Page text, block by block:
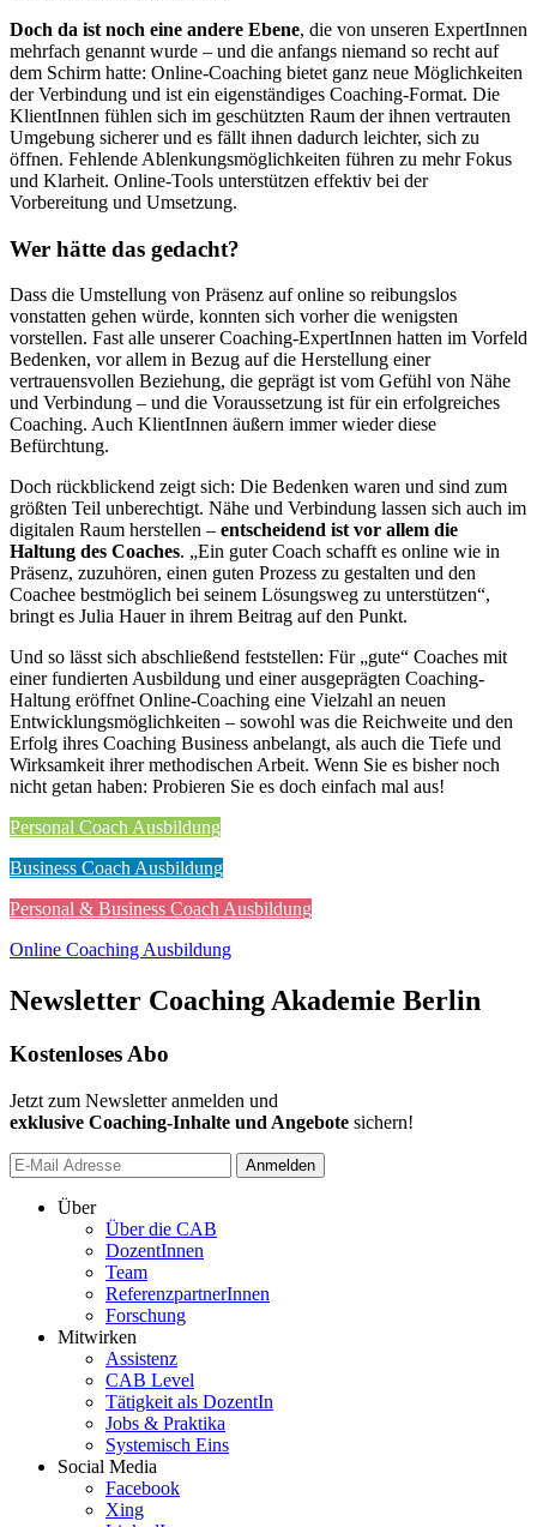
Doch da ist noch eine andere Ebene, die von unseren ExpertInnen
mehrfach genannt wurde – und die anfangs niemand so recht auf
dem Schirm hatte: Online-Coaching bietet ganz neue Möglichkeiten
der Verbindung und ist ein eigenständiges Coaching-Format. Die
KlientInnen fühlen sich im geschützten Raum der ihnen vertrauten
Umgebung sicherer und es fällt ihnen dadurch leichter, sich zu
öffnen. Fehlende Ablenkungsmöglichkeiten führen zu mehr Fokus
und Klarheit. Online-Tools unterstützen effektiv bei der
Vorbereitung und Umsetzung.
Wer hätte das gedacht?
Dass die Umstellung von Präsenz auf online so reibungslos
vonstatten gehen würde, konnten sich vorher die wenigsten
vorstellen. Fast alle unserer Coaching-ExpertInnen hatten im Vorfeld
Bedenken, vor allem in Bezug auf die Herstellung einer
vertrauensvollen Beziehung, die geprägt ist vom Gefühl von Nähe
und Verbindung – und die Voraussetzung ist für ein erfolgreiches
Coaching. Auch KlientInnen äußern immer wieder diese
Befürchtung.
Doch rückblickend zeigt sich: Die Bedenken waren und sind zum
größten Teil unberechtigt. Nähe und Verbindung lassen sich auch im
digitalen Raum herstellen – entscheidend ist vor allem die
Haltung des Coaches. „Ein guter Coach schafft es online wie in
Präsenz, zuzuhören, einen guten Prozess zu gestalten und den
Coachee bestmöglich bei seinem Lösungsweg zu unterstützen“,
bringt es Julia Hauer in ihrem Beitrag auf den Punkt.
Und so lässt sich abschließend feststellen: Für „gute“ Coaches mit
einer fundierten Ausbildung und einer ausgeprägten Coaching-
Haltung eröffnet Online-Coaching eine Vielzahl an neuen
Entwicklungsmöglichkeiten – sowohl was die Reichweite und den
Erfolg ihres Coaching Business anbelangt, als auch die Tiefe und
Wirksamkeit ihrer methodischen Arbeit. Wenn Sie es bisher noch
nicht getan haben: Probieren Sie es doch einfach mal aus!
Personal Coach Ausbildung
Business Coach Ausbildung
Personal & Business Coach Ausbildung
Online Coaching Ausbildung
Newsletter Coaching Akademie Berlin
Kostenloses Abo
Jetzt zum Newsletter anmelden und
exklusive Coaching-Inhalte und Angebote sichern!
Anmelden
Über
Über die CAB
DozentInnen
Team
ReferenzpartnerInnen
Forschung
Mitwirken
Assistenz
CAB Level
Tätigkeit als DozentIn
Jobs & Praktika
Systemisch Eins
Social Media
Facebook
Xing